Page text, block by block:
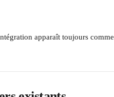
apparaît toujours comme